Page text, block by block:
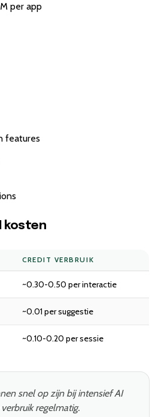
per app
features
kosten
CREDIT VERBRUIK
~0.30-0.50 per interactie
~0.01 per suggestie
~0.10-0.20 per sessie
snel op zijn bij intensief AI
regelmatig.